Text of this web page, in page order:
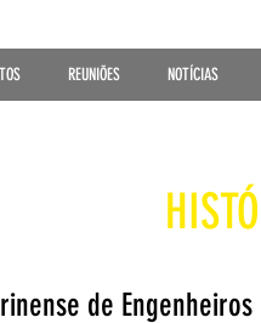
REUNIÕES NOTÍCIAS
de